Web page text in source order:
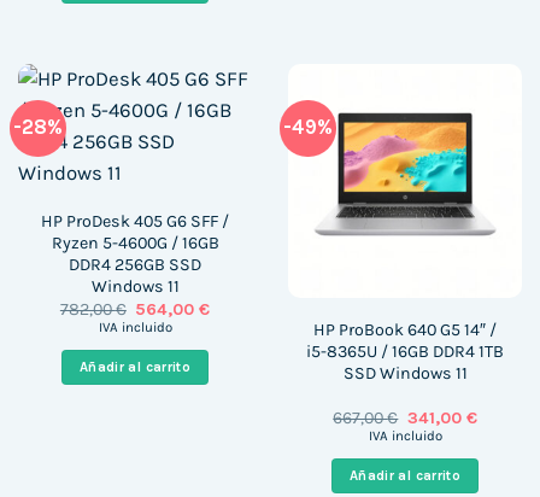
-28%
HP ProDesk 405 G6 SFF /
Ryzen 5-4600G / 16GB
DDR4 256GB SSD
Windows 11
782,00€ El
precio
era:
782,00 €.
564,00€El
IVA incluido
Añadir al carrito
-49%
HP ProBook 640 G5 14″ /
i5-8365U / 16GB DDR4 1TB
SSD Windows 11
667,00€ El
precio
era:
667,00 €.
341,00 €El
es:
IVA incluido
Añadir al carrito